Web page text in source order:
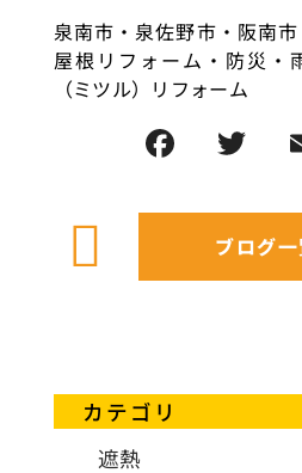
泉南市・泉佐野市・阪南
屋根リフォーム・防災・
（ミツル）リフォーム
ブログ
カテゴリ
遮熱